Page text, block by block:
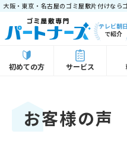
大阪・東京・名古屋のゴミ屋敷片付けなら
テレビ朝
で紹介
初めての方 サービス
お客様の声